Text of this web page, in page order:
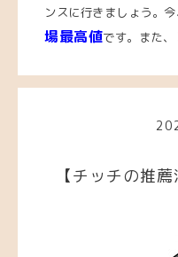
ンスに行きましょう。
場最高値です。また、
【チッチの推